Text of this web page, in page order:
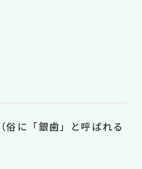
俗に「銀歯」と呼ばれる